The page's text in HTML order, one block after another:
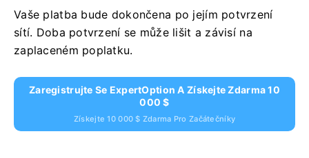
Vaše platba bude dokončena po jejím potvrzení
sítí. Doba potvrzení se může lišit a závisí na
zaplaceném poplatku.
Zaregistrujte Se ExpertOption A Získejte Zdarma 10
000 $
Získejte 10 000 $ Zdarma Pro Začátečníky